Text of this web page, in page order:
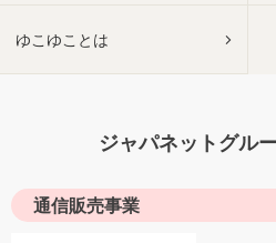
ゆこゆことは
ジャパネットグル
通信販売事業